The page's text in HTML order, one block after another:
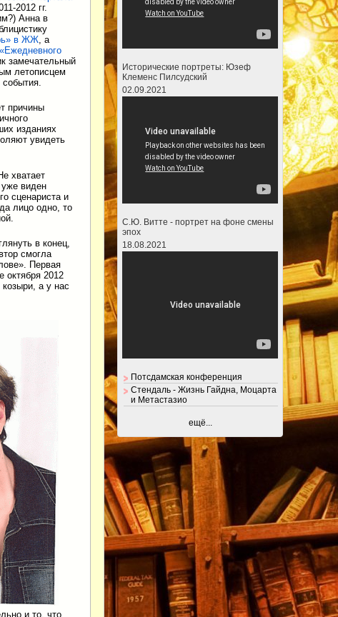
2012 гг.
Анна в
в ЖЖ, а
«Ежедневного
замечательный
летописцем
причины
изданиях
увидеть
хватает
виден
сценариста и
лицо одно, то
в конец,
смогла
Первая
октября 2012
а у нас
и то, что
Исторические портреты: Юзеф
Клеменс Пилсудский
02.09.2021
С.Ю. Витте - портрет на фоне смены
эпох
18.08.2021
Потсдамская конференция
Стендаль - Жизнь Гайдна, Моцарта
и Метастазио
ещё...